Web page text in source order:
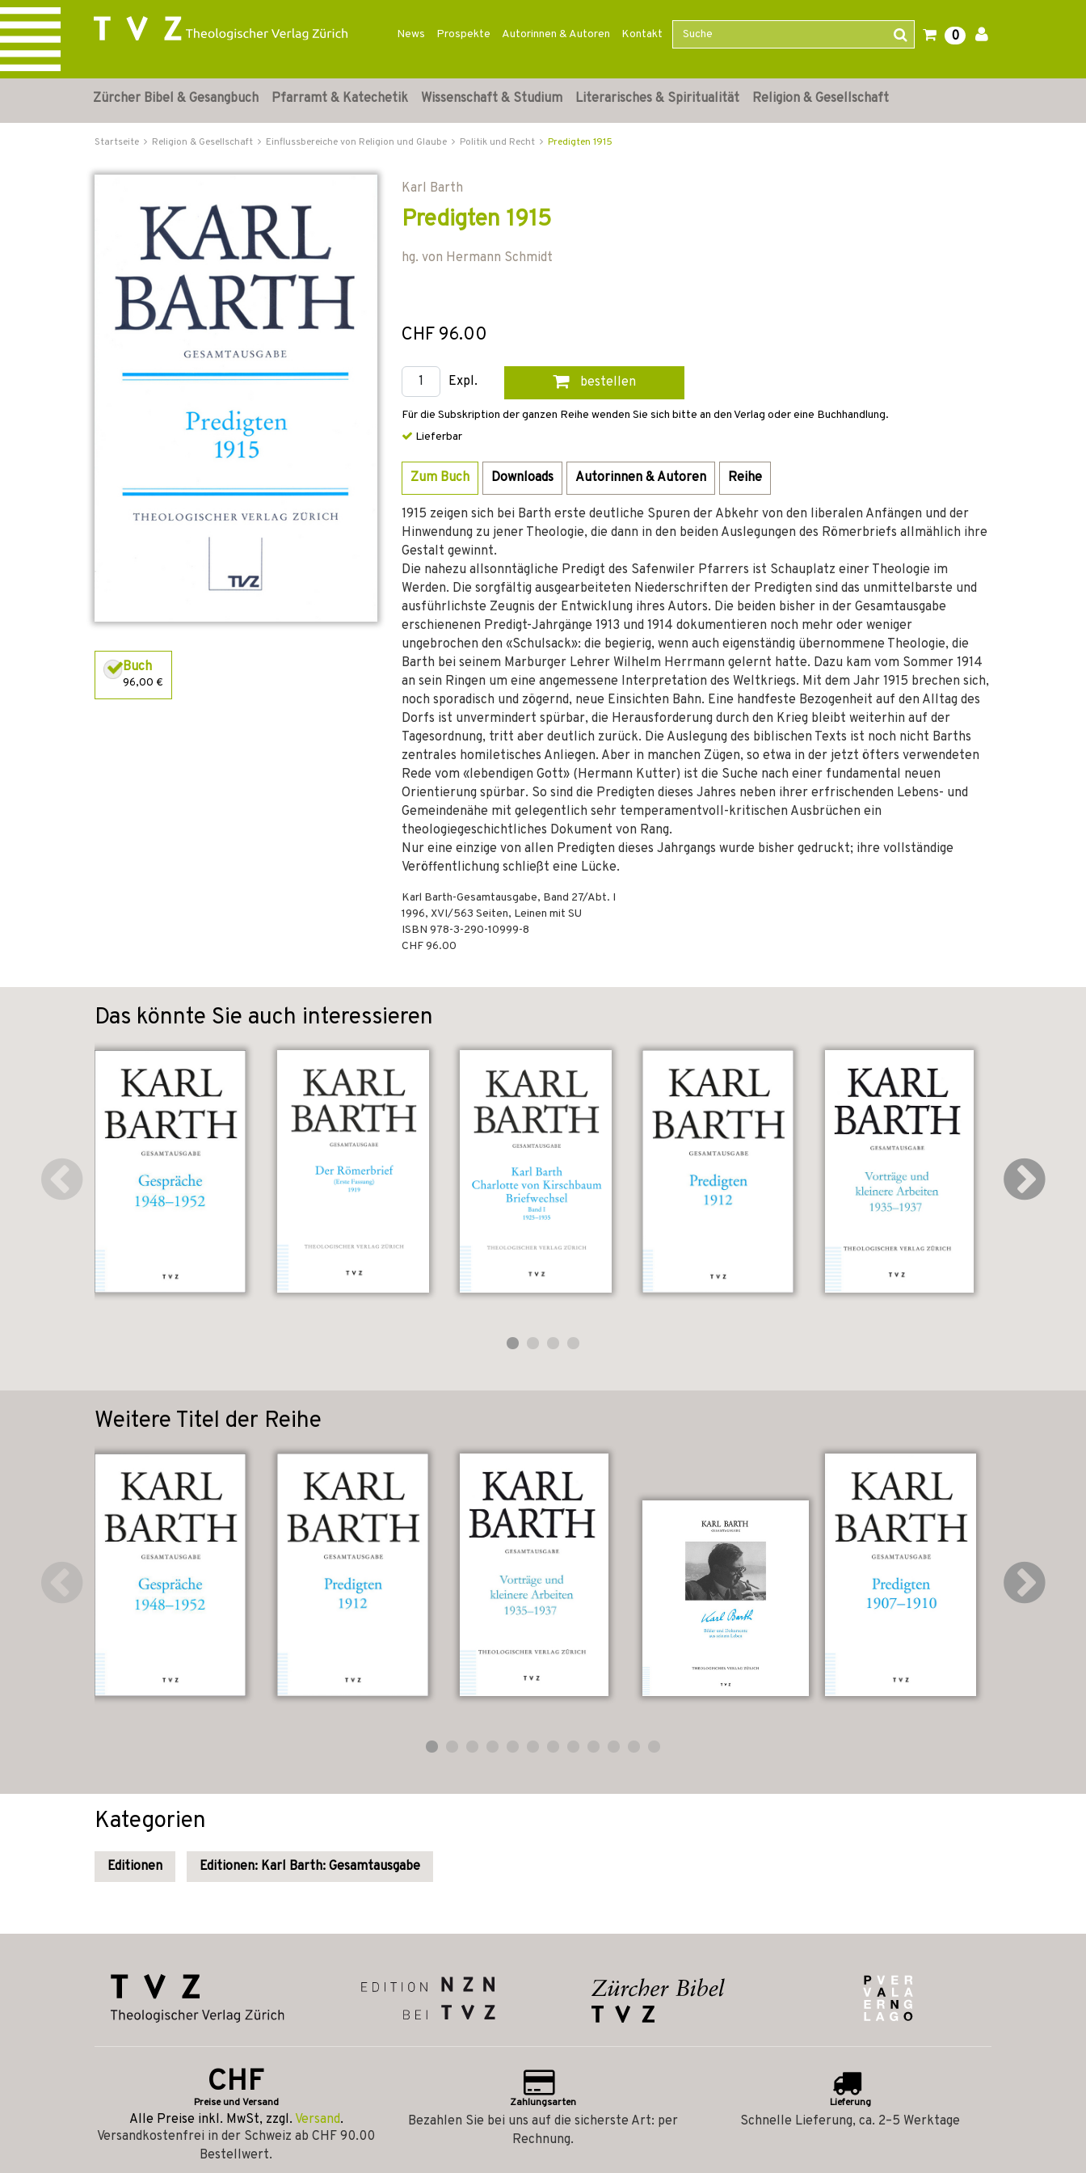
News Prospekte Autorinnen & Autoren Kontakt 0
Zürcher Bibel & Gesangbuch Pfarramt & Katechetik Wissenschaft & Studium Literarisches & Spiritualität Religion & Gesellschaft
Startseite Religion & Gesellschaft Einflussbereiche von Religion und Glaube Politik und Recht Predigten 1915
Buch
96,00 €
Karl Barth
Predigten 1915
hg. von Hermann Schmidt
CHF 96.00
Expl. bestellen
Für die Subskription der ganzen Reihe wenden Sie sich bitte an den Verlag oder eine Buchhandlung.
Lieferbar
Zum Buch Downloads Autorinnen & Autoren Reihe
1915 zeigen sich bei Barth erste deutliche Spuren der Abkehr von den liberalen Anfängen und der
Hinwendung zu jener Theologie, die dann in den beiden Auslegungen des Römerbriefs allmählich ihre
Gestalt gewinnt.
Die nahezu allsonntägliche Predigt des Safenwiler Pfarrers ist Schauplatz einer Theologie im
Werden. Die sorgfältig ausgearbeiteten Niederschriften der Predigten sind das unmittelbarste und
ausführlichste Zeugnis der Entwicklung ihres Autors. Die beiden bisher in der Gesamtausgabe
erschienenen Predigt-Jahrgänge 1913 und 1914 dokumentieren noch mehr oder weniger
ungebrochen den «Schulsack»: die begierig, wenn auch eigenständig übernommene Theologie, die
Barth bei seinem Marburger Lehrer Wilhelm Herrmann gelernt hatte. Dazu kam vom Sommer 1914
an sein Ringen um eine angemessene Interpretation des Weltkriegs. Mit dem Jahr 1915 brechen sich,
noch sporadisch und zögernd, neue Einsichten Bahn. Eine handfeste Bezogenheit auf den Alltag des
Dorfs ist unvermindert spürbar, die Herausforderung durch den Krieg bleibt weiterhin auf der
Tagesordnung, tritt aber deutlich zurück. Die Auslegung des biblischen Texts ist noch nicht Barths
zentrales homiletisches Anliegen. Aber in manchen Zügen, so etwa in der jetzt öfters verwendeten
Rede vom «lebendigen Gott» (Hermann Kutter) ist die Suche nach einer fundamental neuen
Orientierung spürbar. So sind die Predigten dieses Jahres neben ihrer erfrischenden Lebens- und
Gemeindenähe mit gelegentlich sehr temperamentvoll-kritischen Ausbrüchen ein
theologiegeschichtliches Dokument von Rang.
Nur eine einzige von allen Predigten dieses Jahrgangs wurde bisher gedruckt; ihre vollständige
Veröffentlichung schließt eine Lücke.
Karl Barth-Gesamtausgabe, Band 27/Abt. I
1996, XVI/563 Seiten, Leinen mit SU
ISBN 978-3-290-10999-8
CHF 96.00
Das könnte Sie auch interessieren
Weitere Titel der Reihe
Kategorien
Editionen Editionen: Karl Barth: Gesamtausgabe
CHF
Preise und Versand
Alle Preise inkl. MwSt, zzgl. Versand.
Versandkostenfrei in der Schweiz ab CHF 90.00
Bestellwert.
Zahlungsarten
Bezahlen Sie bei uns auf die sicherste Art: per
Rechnung.
Lieferung
Schnelle Lieferung, ca. 2–5 Werktage